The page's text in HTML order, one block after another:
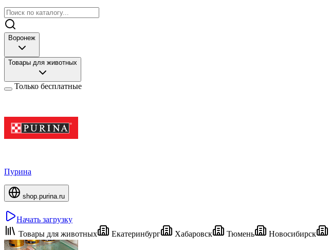
Воронеж
Товары для животных
Только бесплатные
Пурина
shop.purina.ru
Начать загрузку
Товары для животных
Екатеринбург Хабаровск Тюмень Новосибирск